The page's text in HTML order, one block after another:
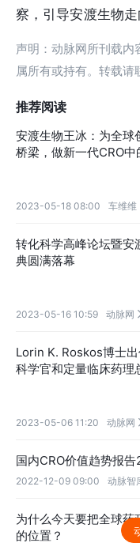
察，引导安渡生物走
声明：动脉网所刊载
属所有或持有。转载请
推荐阅读
安渡生物王冰：为全球
桥梁，做新一代CRO中
2023-05-18 08:00 车维维
转化科学高峰论坛暨安
典圆满落幕
2023-05-16 10:59 动脉网
Lorin K. Roskos博士
科学官和定量临床药理
2023-05-06 11:20 动脉网
国内CRO价值趋势报
2022-12-09 09:00 动脉智
为什么今天要把全球药
的位置？